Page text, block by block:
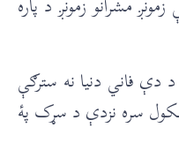
بابا پۀ 1977کښې د دې فاني دنيا نه سترګې
سره نزدې د سړک پۀ